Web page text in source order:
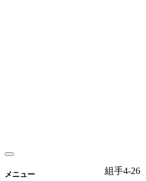
メニュー 組手4-26